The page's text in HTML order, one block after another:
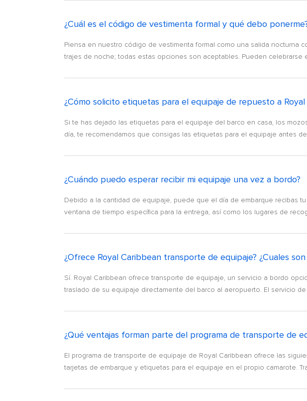
¿Cuál es el código de vestimenta formal y qué debo
Piensa en nuestro código de vestimenta formal como una salida nocturna
trajes de noche; todas estas opciones son aceptables. Pueden celebrarse
¿Cómo solicito etiquetas para el equipaje de repuesto a Royal
Si te has dejado las etiquetas para el equipaje del barco en casa, los
día, te recomendamos que consigas las etiquetas para el equipaje antes
¿Cuándo puedo esperar recibir mi equipaje una vez a bordo?
Debido a la cantidad de equipaje, puede que el día de embarque recibas
ventana de tiempo específica para la entrega, así como los lugares de
¿Ofrece Royal Caribbean transporte de equipaje? ¿Cuales
Sí. Royal Caribbean ofrece transporte de equipaje, un servicio a bordo
traslado de su equipaje directamente del barco al aeropuerto. El servicio
¿Qué ventajas forman parte del programa de transporte de
El programa de transporte de equipaje de Royal Caribbean ofrece las
tarjetas de embarque y etiquetas para el equipaje en el propio camarote.